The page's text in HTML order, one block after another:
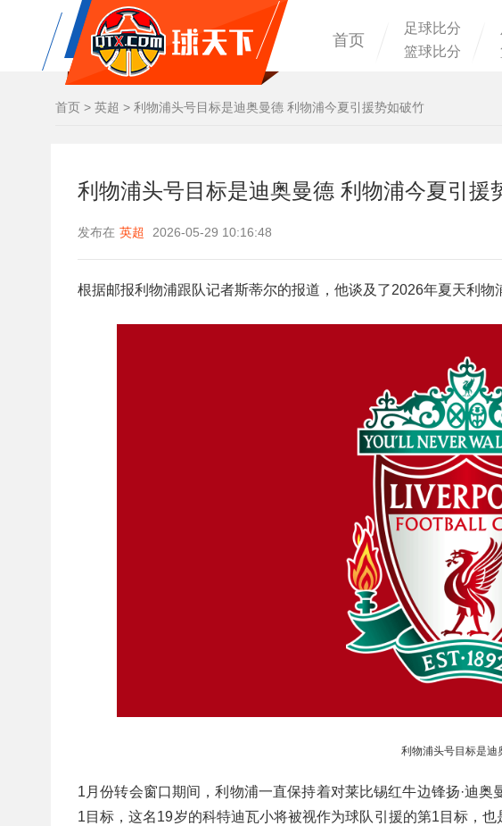
首页
足球比分
篮球比分
首页 > 英超 > 利物浦头号目标是迪奥曼德 利物浦今夏引援势如破竹
利物浦头号目标是迪奥曼德 利物浦今夏引援
发布在 英超 2026-05-29 10:16:48
根据邮报利物浦跟队记者斯蒂尔的报道，他谈及了2026年夏天利物
利物浦头号目标是迪
1月份转会窗口期间，利物浦一直保持着对莱比锡红牛边锋扬·迪
1目标，这名19岁的科特迪瓦小将被视作为球队引援的第1目标，